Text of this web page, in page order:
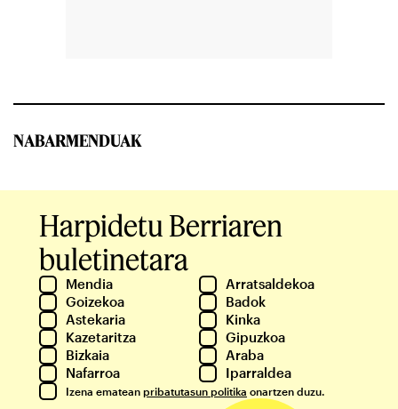
NABARMENDUAK
Harpidetu Berriaren
buletinetara
Mendia
Arratsaldekoa
Goizekoa
Badok
Astekaria
Kinka
Kazetaritza
Gipuzkoa
Bizkaia
Araba
Nafarroa
Iparraldea
Izena ematean pribatutasun politika onartzen duzu.